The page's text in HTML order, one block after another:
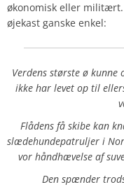
økonomisk eller
øjekast ganske enkel:
Verdens største ø kunne
ikke har levet op til
Flådens få skibe kan
slædehundepatruljer i
vor håndhævelse af
Den spænder